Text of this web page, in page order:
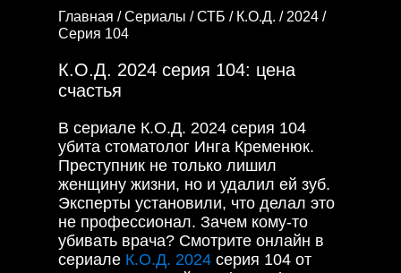
Главная /Сериалы /СТБ / К.О.Д. / 2024 /
Серия 104
К.О.Д. 2024 серия 104: цена
счастья
В сериале К.О.Д. 2024 серия 104
убита стоматолог Инга Кременюк.
Преступник не только лишил
женщину жизни, но и удалил ей зуб.
Эксперты установили, что делал это
не профессионал. Зачем кому-то
убивать врача? Смотрите онлайн в
сериале К.О.Д. 2024 серия 104 от